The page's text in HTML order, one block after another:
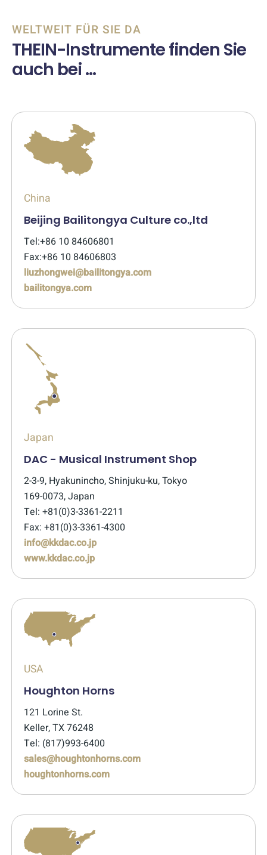
WELTWEIT FÜR SIE DA
THEIN-Instrumente finden Sie
auch bei …
China
Beijing Bailitongya Culture co.,ltd
Tel:+86 10 84606801
Fax:+86 10 84606803
liuzhongwei@bailitongya.com
bailitongya.com
Japan
DAC - Musical Instrument Shop
2-3-9, Hyakunincho, Shinjuku-ku, Tokyo
169-0073, Japan
Tel: +81(0)3-3361-2211
Fax: +81(0)3-3361-4300
info@kkdac.co.jp
www.kkdac.co.jp
USA
Houghton Horns
121 Lorine St.
Keller, TX 76248
Tel: (817)993-6400
sales@houghtonhorns.com
houghtonhorns.com